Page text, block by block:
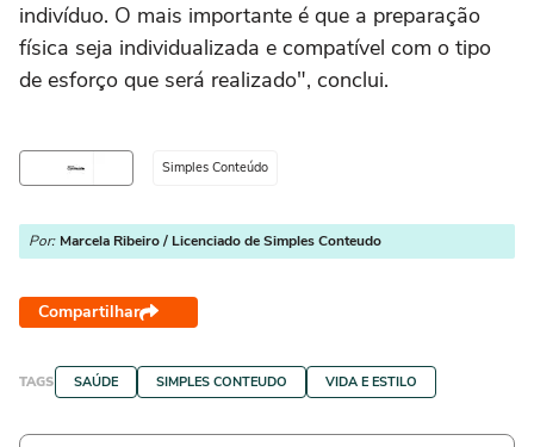
indivíduo. O mais importante é que a preparação
física seja individualizada e compatível com o tipo
de esforço que será realizado", conclui.
Simples Conteúdo
Por: Marcela Ribeiro / Licenciado de Simples Conteudo
Compartilhar
TAGS SAÚDE SIMPLES CONTEUDO VIDA E ESTILO